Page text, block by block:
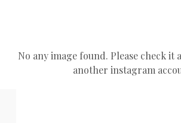
No any image found. Please check
another instagram